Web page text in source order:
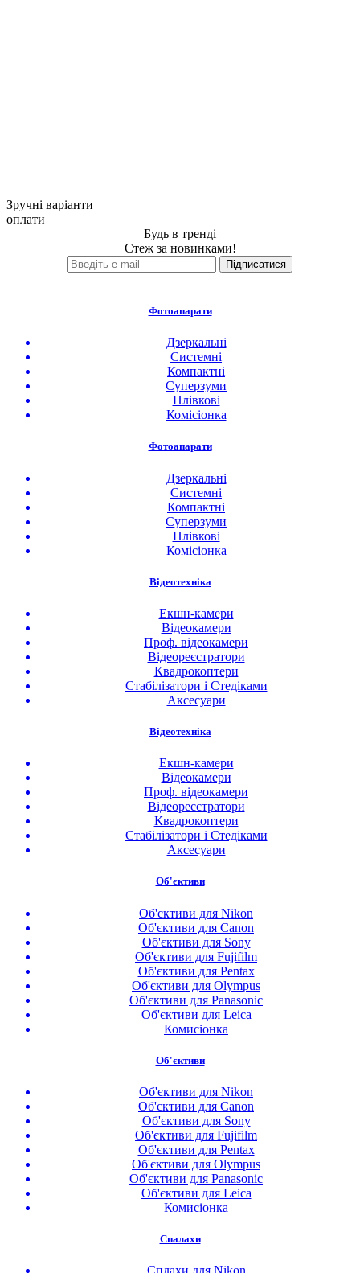
Зручні варіанти
оплати
Будь в тренді
Стеж за новинками!
Фотоапарати
Дзеркальні
Системні
Компактні
Суперзуми
Плівкові
Комісіонка
Фотоапарати
Дзеркальні
Системні
Компактні
Суперзуми
Плівкові
Комісіонка
Відеотехніка
Екшн-камери
Відеокамери
Проф. відеокамери
Відеореєстратори
Квадрокоптери
Стабілізатори і Стедіками
Аксесуари
Відеотехніка
Екшн-камери
Відеокамери
Проф. відеокамери
Відеореєстратори
Квадрокоптери
Стабілізатори і Стедіками
Аксесуари
Об'єктиви
Об'єктиви для Nikon
Об'єктиви для Canon
Об'єктиви для Sony
Об'єктиви для Fujifilm
Об'єктиви для Pentax
Об'єктиви для Olympus
Об'єктиви для Panasonic
Об'єктиви для Leica
Комисіонка
Об'єктиви
Об'єктиви для Nikon
Об'єктиви для Canon
Об'єктиви для Sony
Об'єктиви для Fujifilm
Об'єктиви для Pentax
Об'єктиви для Olympus
Об'єктиви для Panasonic
Об'єктиви для Leica
Комисіонка
Спалахи